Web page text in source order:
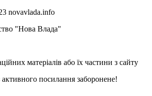
novavlada.info
"Нова Влада"
матеріалів або їх частини з сайту
посилання заборонене!